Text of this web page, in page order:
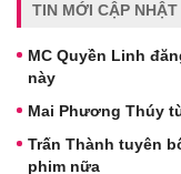
TIN MỚI CẬP NHẬT
MC Quyền Linh
này
Mai Phương Thúy
Trấn Thành tuyên
phim nữa